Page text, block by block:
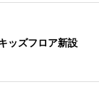
ッズフロア新設